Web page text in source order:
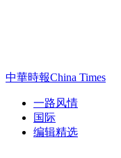
中華時報China Times
一路风情
国际
编辑精选